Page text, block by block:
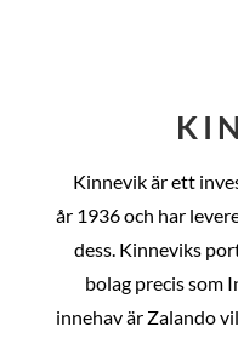
Kinnevik är ett
år 1936 och har
dess. Kinneviks
bolag precis som
innehav är Zalando